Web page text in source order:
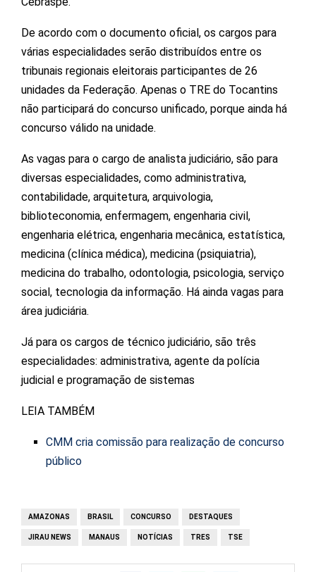
De acordo com o documento oficial, os cargos para
várias especialidades serão distribuídos entre os
tribunais regionais eleitorais participantes de 26
unidades da Federação. Apenas o TRE do Tocantins
não participará do concurso unificado, porque ainda há
concurso válido na unidade.
As vagas para o cargo de analista judiciário, são para
diversas especialidades, como administrativa,
contabilidade, arquitetura, arquivologia,
biblioteconomia, enfermagem, engenharia civil,
engenharia elétrica, engenharia mecânica, estatística,
medicina (clínica médica), medicina (psiquiatria),
medicina do trabalho, odontologia, psicologia, serviço
social, tecnologia da informação. Há ainda vagas para
área judiciária.
Já para os cargos de técnico judiciário, são três
especialidades: administrativa, agente da polícia
judicial e programação de sistemas
LEIA TAMBÉM
CMM cria comissão para realização de concurso
público
AMAZONAS BRASIL CONCURSO DESTAQUES
JIRAU NEWS MANAUS NOTÍCIAS TRES TSE